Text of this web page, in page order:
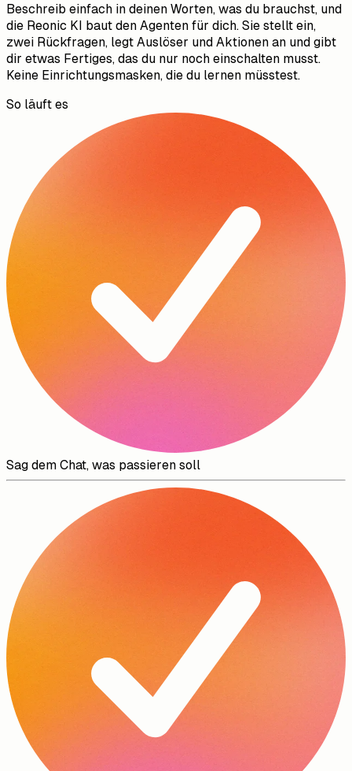
Beschreib einfach in deinen Worten, was du brauchst, und
die Reonic KI baut den Agenten für dich. Sie stellt ein,
zwei Rückfragen, legt Auslöser und Aktionen an und gibt
dir etwas Fertiges, das du nur noch einschalten musst.
Keine Einrichtungsmasken, die du lernen müsstest.
So läuft es
Sag dem Chat, was passieren soll